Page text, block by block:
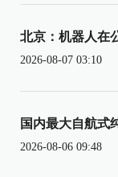
北京：机器人在
2026-08-07 03:10
国内最大自航式
2026-08-06 09:48